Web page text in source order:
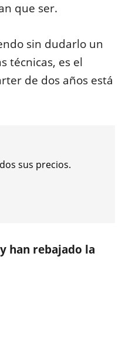
que ser.
sin dudarlo un
técnicas, es el
de dos años está
sus precios.
han rebajado la